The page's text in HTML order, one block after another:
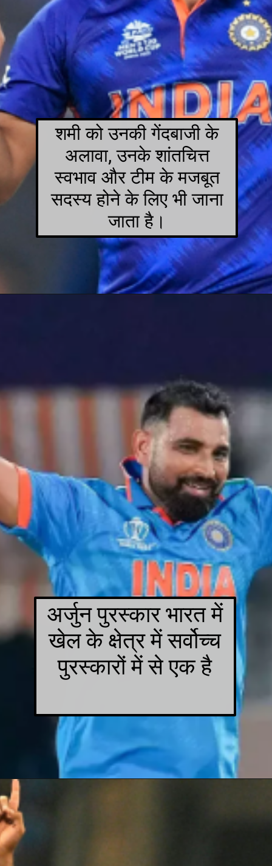
शमी को उनकी गेंदबाजी के
अलावा, उनके शांतचित्त
स्वभाव और टीम के मजबूत
सदस्य होने के लिए भी जाना
जाता है।
अर्जुन पुरस्कार भारत में
खेल के क्षेत्र में सर्वोच्च
पुरस्कारों में से एक है